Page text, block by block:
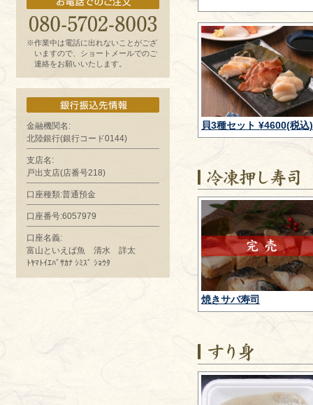
※作業中は電話に出れないことがござ
いますので、ショートメールでのご
連絡をお願いいたします。
金融機関名:
北陸銀行(銀行コード0144)
支店名:
戸出支店(店番号218)
口座種類:普通預金
口座番号:6057979
口座名義:
富山といえば魚 清水 詳太
ﾄﾔﾏﾄｲｴﾊﾞｻｶﾅ ｼﾐｽﾞ ｼｮｳﾀ
貝3種セット ¥4600(税込)
焼きサバ寿司